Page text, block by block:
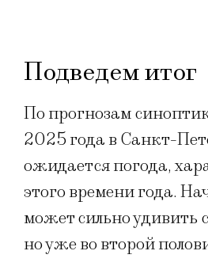
Подведем итог
По прогнозам
2025 года в Санкт-
ожидается погода,
этого времени года.
может сильно удивить
но уже во второй